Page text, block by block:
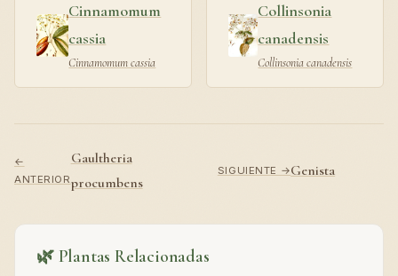
Cinnamomum
cassia
Cinnamomum cassia
Collinsonia
canadensis
Collinsonia canadensis
←
ANTERIOR
Gaultheria
procumbens
SIGUIENTE →Genista
🌿 Plantas Relacionadas